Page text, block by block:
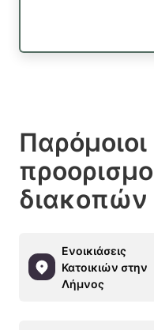
διακοπών
Ενοικιάσεις
Κατοικιών στην
Λήμνος